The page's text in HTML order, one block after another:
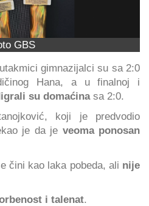
GBS
gimnazijalci su sa 2:0
Hana, a u finalnoj i
su domaćinasa 2:0.
koji je predvodio
je da je veoma ponosan
čini kao laka pobeda, ali nije
i talenat.